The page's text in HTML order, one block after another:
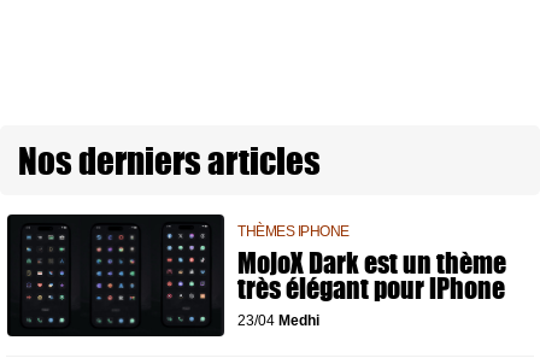
Nos derniers articles
THÈMES IPHONE
MojoX Dark est un thème
très élégant pour iPhone
23/04 Medhi